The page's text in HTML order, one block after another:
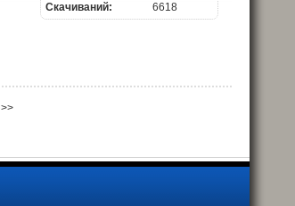
Скачиваний:
6618
>>